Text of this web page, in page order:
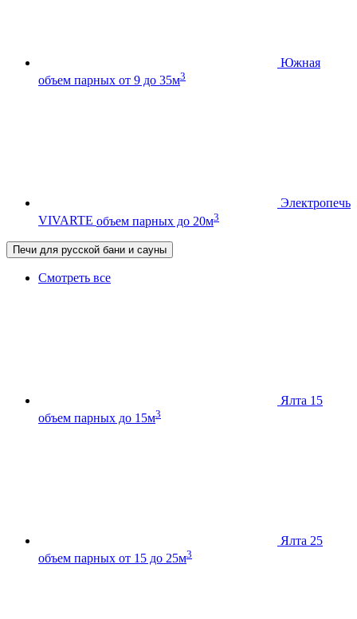
Южная
объем парных от 9 до 35м3
Электропечь
VIVARTE объем парных до 20м3
Печи для русской бани и сауны
Смотреть все
Ялта 15
объем парных до 15м3
Ялта 25
объем парных от 15 до 25м3